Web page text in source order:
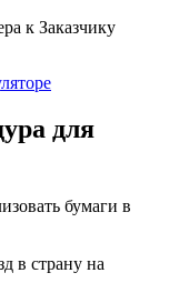
к Заказчику
для
бумаги в
в страну на